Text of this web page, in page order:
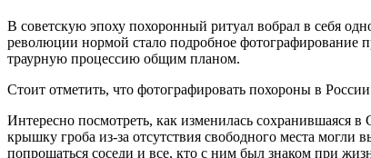
В советскую эпоху похоронный ритуал вобрал в себя
революции нормой стало подробное фотографирование
траурную процессию общим планом.
Стоит отметить, что фотографировать похороны в
Интересно посмотреть, как изменилась сохранившаяся
крышку гроба из-за отсутствия свободного места
попрощаться соседи и все, кто с ним был знаком при